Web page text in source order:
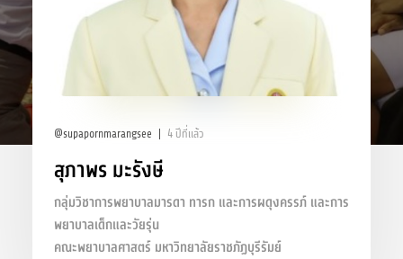
@supapornmarangsee 4 ปีที่แล้ว
สุภาพร มะรังษี
กลุ่มวิชาการพยาบาลมารดา ทารก และการผดุงครรภ์ และการ
พยาบาลเด็กและวัยรุ่น
คณะพยาบาลศาสตร์ มหาวิทยาลัยราชภัฏบุรีรัมย์